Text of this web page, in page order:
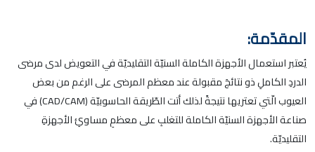
المقدّمة:
يُعتبر استعمال الأجهزة الكاملة السنيّة التقليديّة في التعويض لدى مرضى
الدردِ الكاملِ ذو نتائجَ مقبولة عند معظم المرضى على الرغم من بعض
العيوب الّتي تعتريها نتيجةً لذلك أتت الطّريقة الحاسوبيّة (CAD/CAM) في
صناعة الأجهزة السنيّة الكاملة للتغلبِ على معظمِ مساوئِ الأجهزةِ
التقليديّة.